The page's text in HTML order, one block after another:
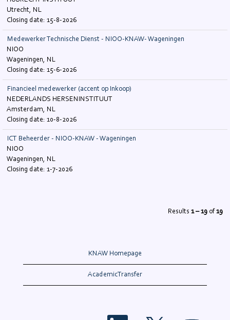
Utrecht, NL
15-8-2026
Medewerker Technische Dienst - NIOO-KNAW- Wageningen
NIOO
Wageningen, NL
15-6-2026
Financieel medewerker (accent op Inkoop)
NEDERLANDS HERSENINSTITUUT
Amsterdam, NL
10-8-2026
ICT Beheerder - NIOO-KNAW - Wageningen
NIOO
Wageningen, NL
1-7-2026
Results 1 – 19 of 19
KNAW Homepage
AcademicTransfer
O